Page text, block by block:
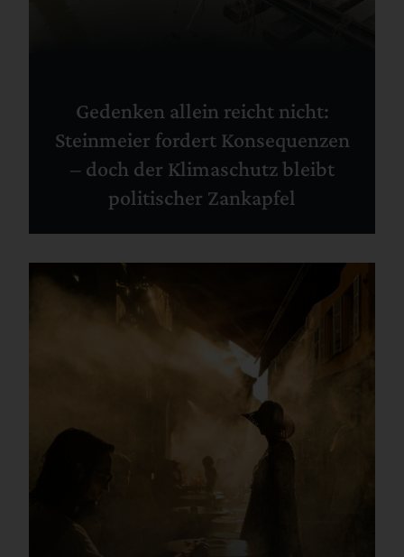
Gedenken allein reicht nicht:
Steinmeier fordert Konsequenzen
– doch der Klimaschutz bleibt
politischer Zankapfel